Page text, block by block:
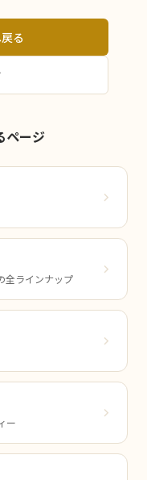
る
ページ
全ラインナップ
ー